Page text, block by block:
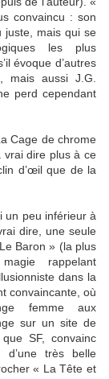
convaincu : son
juste, mais qui se
les plus
évoque d’autres
mais aussi J.G.
perd cependant
Cage de chrome
vrai dire plus à ce
d’œil que de la
un peu inférieur à
dire, une seule
Baron » (la plus
rappelant
dans la
convaincante, où
femme aux
sur un site de
SF, convainc
très belle
« La Tête et